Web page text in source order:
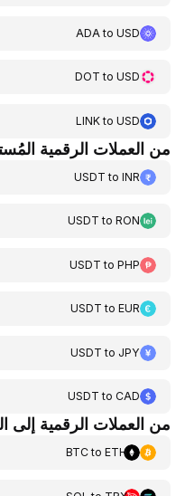
ADA toUSD
DOT toUSD
LINKtoUSD
من العملات الرقمية
USDT toINR
USDT toRON
USDT toPHP
USDT toEUR
USDT toJPY
USDT toCAD
من العملات الرقمية إلى
BTCtoETH